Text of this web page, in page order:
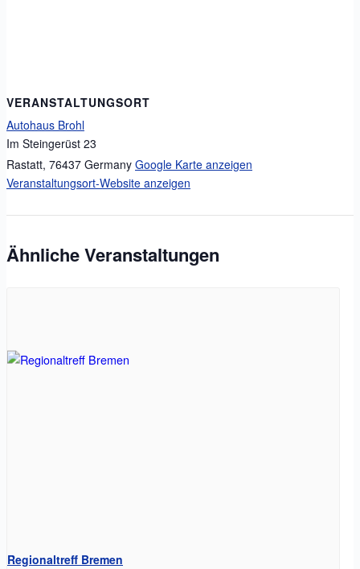
VERANSTALTUNGSORT
Autohaus Brohl
Im Steingerüst 23
Rastatt, 76437 Germany Google Karte anzeigen
Veranstaltungsort-Website anzeigen
Ähnliche Veranstaltungen
Regionaltreff Bremen